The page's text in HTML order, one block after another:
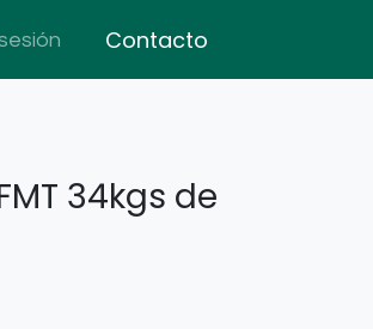
Contacto
34kgs de